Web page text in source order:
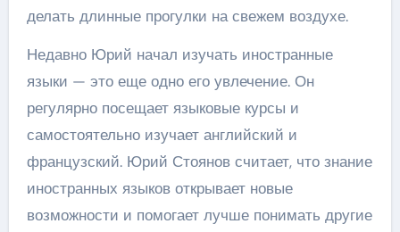
делать длинные прогулки на свежем воздухе.
Недавно Юрий начал изучать иностранные
языки — это еще одно его увлечение. Он
регулярно посещает языковые курсы и
самостоятельно изучает английский и
французский. Юрий Стоянов считает, что знание
иностранных языков открывает новые
возможности и помогает лучше понимать другие